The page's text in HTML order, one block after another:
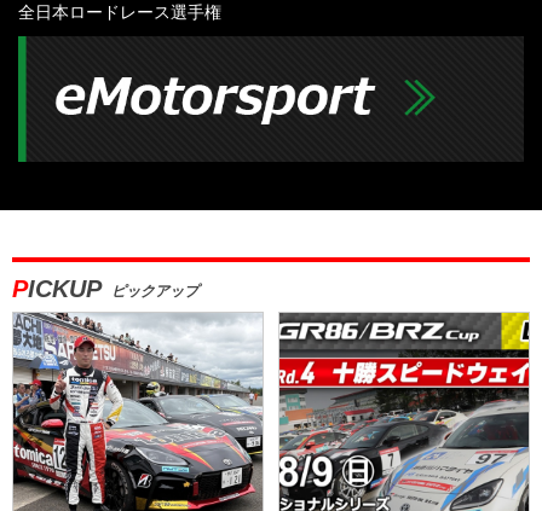
全日本ロードレース選手権
PICKUP ピックアップ